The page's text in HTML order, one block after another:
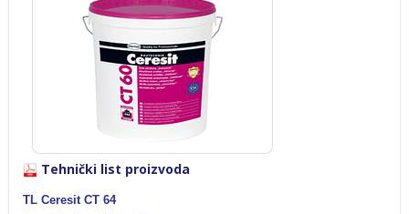
Tehnički list proizvoda
TL Ceresit CT 64